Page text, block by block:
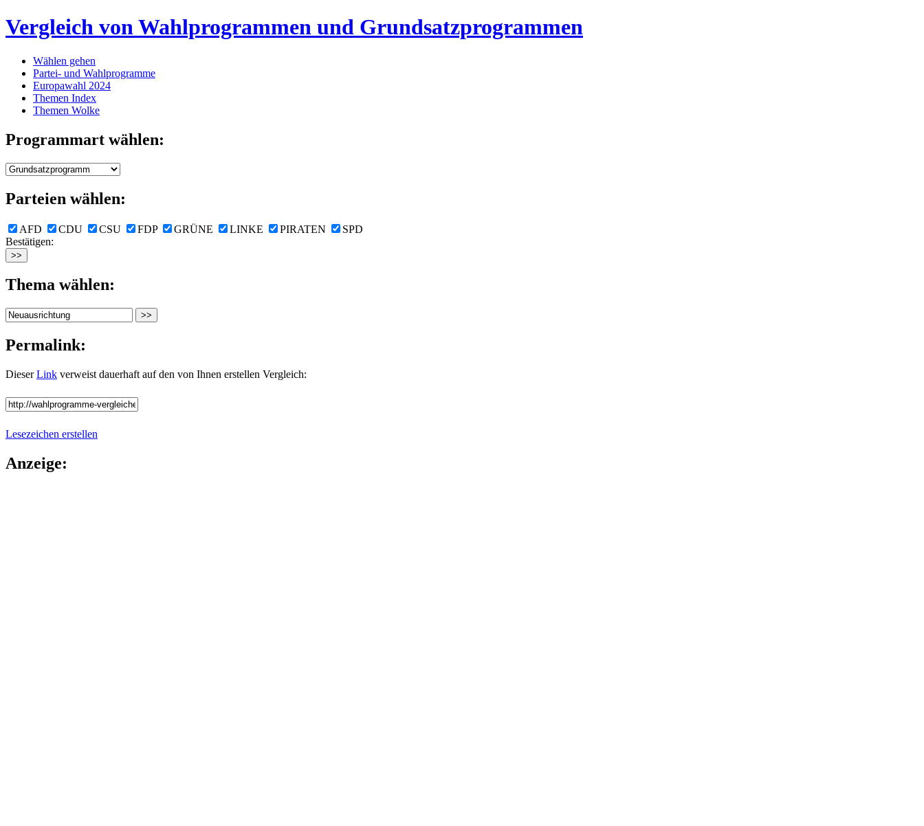
Vergleich von Wahlprogrammen und Grundsatzprogrammen
Wählen gehen
Partei- und Wahlprogramme
Europawahl 2024
Themen Index
Themen Wolke
Programmart wählen:
Parteien wählen:
AFD CDU CSU FDP GRÜNE LINKE PIRATEN
SPD
Bestätigen:
Thema wählen:
Permalink:
DieserLink verweist dauerhaft auf den von Ihnen erstellen Vergleich:
Lesezeichen erstellen
Anzeige: